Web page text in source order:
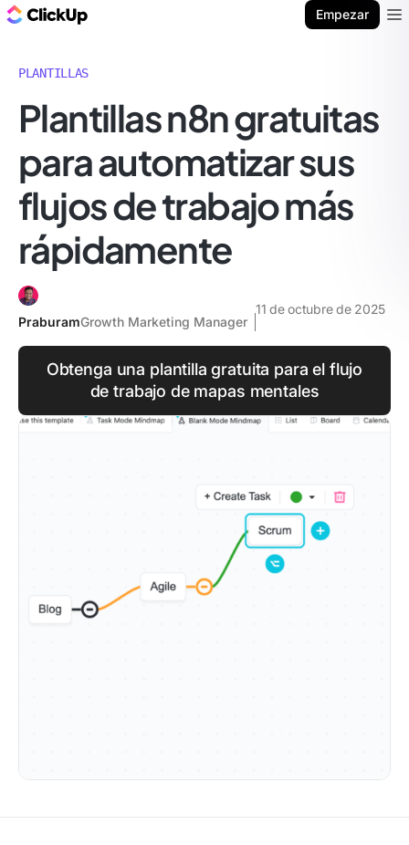
Empezar
PLANTILLAS
Plantillas n8n gratuitas
para automatizar sus
flujos de trabajo más
rápidamente
PraburamGrowth Marketing Manager
11 de octubre de 2025
Obtenga una plantilla gratuita para el flujo
de trabajo de mapas mentales